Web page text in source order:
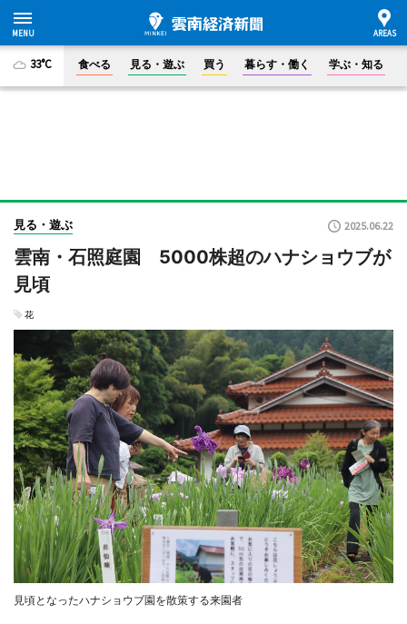
33°C 食べる 見る・遊ぶ 買う 暮らす・働く 学ぶ・知る
見る・遊ぶ 2025.06.22
雲南・石照庭園 5000株超のハナショウブが
見頃
花
見頃となったハナショウブ園を散策する来園者